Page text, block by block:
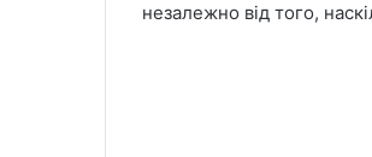
незалежно від того,